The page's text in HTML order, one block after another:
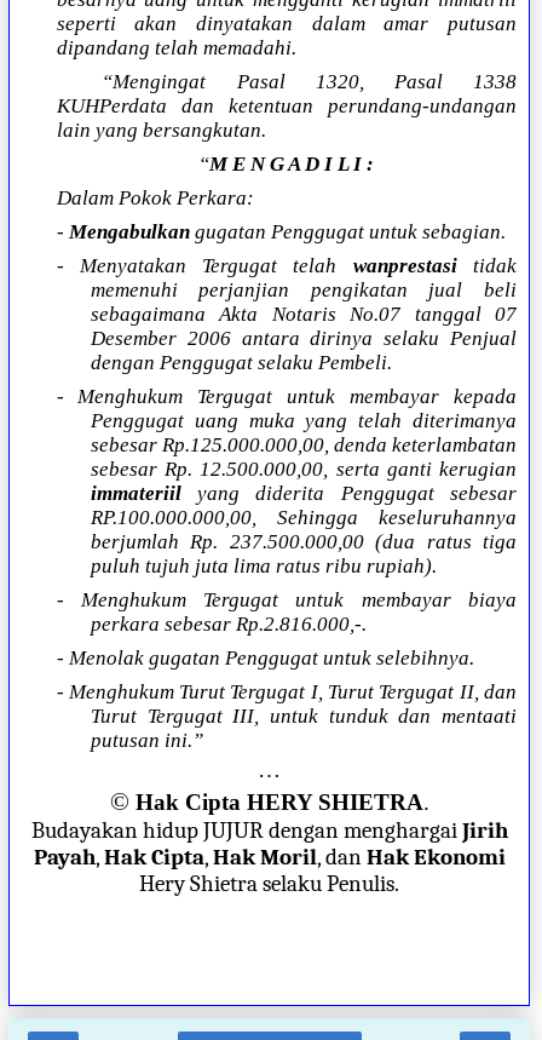
seperti akan dinyatakan dalam amar putusan
dipandang telah memadahi.
“Mengingat Pasal 1320, Pasal 1338
KUHPerdata dan ketentuan perundang-undangan
lain yang bersangkutan.
“M E N G A D I L I :
Dalam Pokok Perkara:
-Mengabulkangugatan Penggugat untuk sebagian.
- Menyatakan Tergugat telah wanprestasitidak
memenuhi perjanjian pengikatan jual beli
sebagaimana Akta Notaris No.07 tanggal 07
Desember 2006 antara dirinya selaku Penjual
dengan Penggugat selaku Pembeli.
- Menghukum Tergugat untuk membayar kepada
Penggugat uang muka yang telah diterimanya
sebesar Rp.125.000.000,00, denda keterlambatan
sebesar Rp. 12.500.000,00, serta ganti kerugian
immateriilyang diderita Penggugat sebesar
RP.100.000.000,00, Sehingga keseluruhannya
berjumlah Rp. 237.500.000,00 (dua ratus tiga
puluh tujuh juta lima ratus ribu rupiah).
- Menghukum Tergugat untuk membayar biaya
perkara sebesar Rp.2.816.000,-.
- Menolak gugatan Penggugat untuk selebihnya.
- Menghukum Turut Tergugat I, Turut Tergugat II, dan
Turut Tergugat III, untuk tunduk dan mentaati
putusan ini.”
…
© Hak Cipta HERY SHIETRA.
Budayakan hidup JUJUR dengan menghargaiJirih
Payah,Hak Cipta,Hak Moril, danHak Ekonomi
Hery Shietra selaku Penulis.